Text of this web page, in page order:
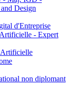
Design
d'Entreprise
- Expert
non diplomant